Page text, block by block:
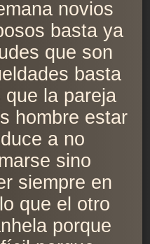
novios
basta ya
que son
basta
la pareja
hombre estar
a no
sino
siempre en
que el otro
porque